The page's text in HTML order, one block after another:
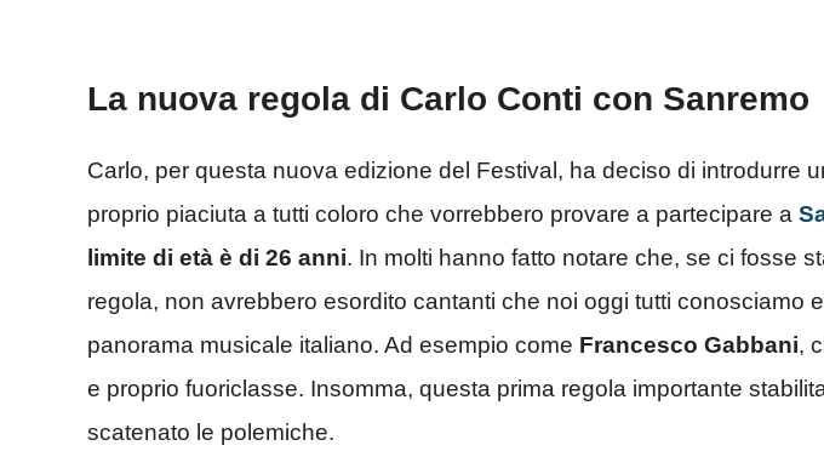
La nuova regola di Carlo Conti con Sanremo
Carlo, per questa nuova edizione del Festival, ha deciso di introdurre
proprio piaciuta a tutti coloro che vorrebbero provare a partecipare a
limite di età è di 26 anni. In molti hanno fatto notare che, se ci fosse
regola, non avrebbero esordito cantanti che noi oggi tutti conosciamo
panorama musicale italiano. Ad esempio come Francesco Gabbani,
e proprio fuoriclasse. Insomma, questa prima regola importante
scatenato le polemiche.